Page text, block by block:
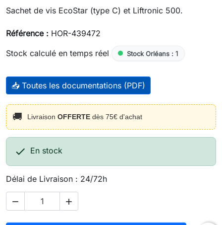
Sachet de vis EcoStar (type C) et Liftronic 500.
Référence : HOR-439472
Stock calculé en temps réel
Stock Orléans : 1
📥 Toutes les documentations (PDF)
🚚 Livraison OFFERTE dès 75€ d'achat
 En stock
Délai de Livraison : 24/72h
 